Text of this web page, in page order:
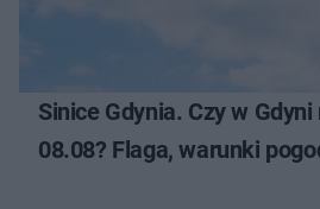
Sinice Gdynia. Czy w
08.08? Flaga, warunki